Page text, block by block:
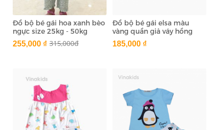
Đồ bộ bé gái hoa xanh bèo
ngực size 25kg - 50kg
255,000 ₫ 315,000đ
Đồ bộ bé gái elsa màu
vàng quần giả váy hồng
xanh đại
185,000 ₫